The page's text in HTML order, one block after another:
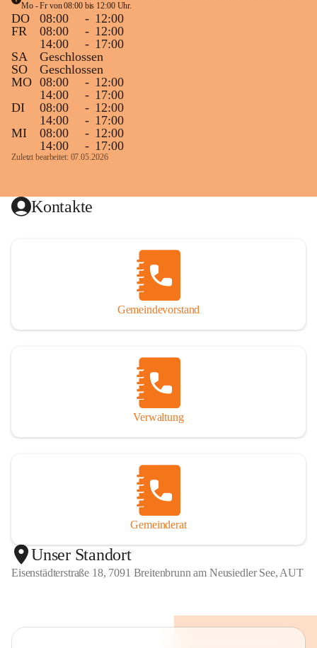
Mo - Fr von 08:00 bis 12:00 Uhr.
DO 08:00 - 12:00
FR
08:00 - 12:00
14:00
- 17:00
SA
Geschlossen
SO
Geschlossen
MO 08:00 - 12:00
14:00
- 17:00
DI
08:00 - 12:00
14:00
- 17:00
MI
08:00 - 12:00
14:00
- 17:00
Zuletzt bearbeitet: 07.05.2026
Kontakte
Gemeindevorstand
Verwaltung
Gemeinderat
Unser Standort
Eisenstädterstraße 18, 7091 Breitenbrunn am Neusiedler See, AUT